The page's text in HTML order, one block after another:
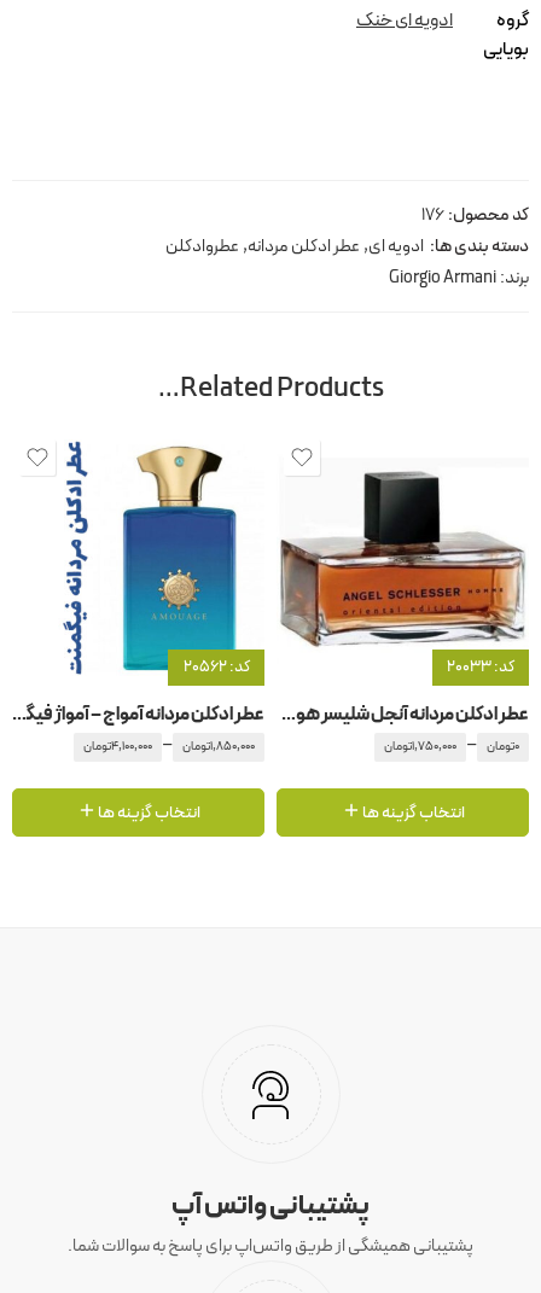
گروه
بویایی
ادویه ای خنک
کد محصول:176
دسته بندی ها: ادویه ای, عطر ادکلن مردانه, عطروادکلن
برند:Giorgio Armani
Related Products…
کد: 20033
عطر ادکلن مردانه آنجل شلیسر هوم اورینتال ادیشن
0تومان –
1,750,000تومان
انتخاب گزینه ها
کد: 20562
عطر ادکلن مردانه آمواج – آمواژ فیگمنت
1,850,000تومان –
4,100,000تومان
انتخاب گزینه ها
پشتیبانی واتس آپ
پشتیبانی همیشگی از طریق واتس‌اپ برای پاسخ به سوالات شما.